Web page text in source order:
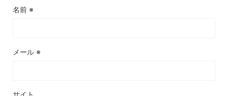
名前 ※
メール ※